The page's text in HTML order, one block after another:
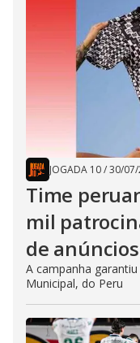
JOGADA 10/30/
Time
mil
de
A campanha
Municipal, do Peru